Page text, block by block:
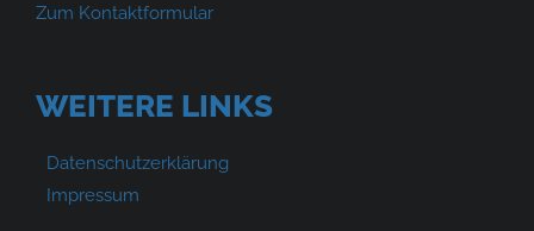
Zum Kontaktformular
WEITERE LINKS
Datenschutzerklärung
Impressum